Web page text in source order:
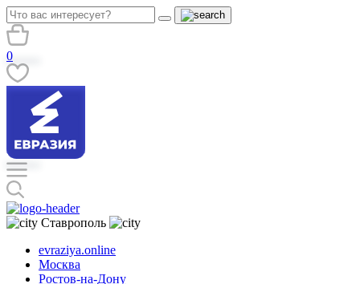
0
Ставрополь
evraziya.online
Москва
Ростов-на-Дону